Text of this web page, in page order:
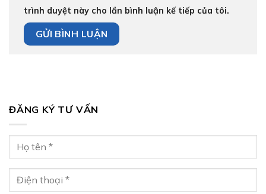
trình duyệt này cho lần bình luận kế tiếp của tôi.
ĐĂNG KÝ TƯ VẤN